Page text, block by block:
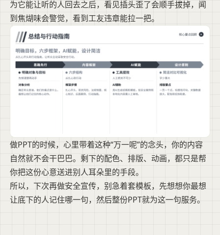
为它能让听的人回去之后，看见插头歪了会顺手拔掉，闻
到焦煳味会警觉，看到工友违章能拉一把。
做PPT的时候，心里带着这种“万一呢”的念头，你的内容
自然就不会干巴巴。剩下的配色、排版、动画，都只是帮
你把这份心意送进别人耳朵里的手段。
所以，下次再做安全宣传，别急着套模板，先想想你最想
让底下的人记住哪一句，然后整份PPT就为这一句服务。